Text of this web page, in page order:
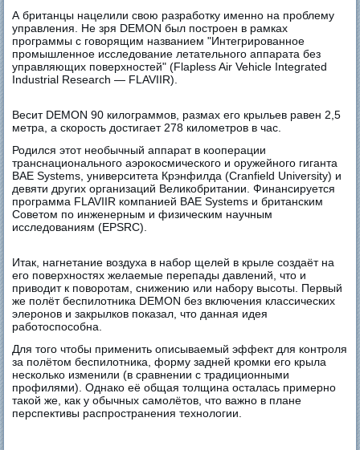
А британцы нацелили свою разработку именно на проблему
управления. Не зря DEMON был построен в рамках
программы с говорящим названием "Интегрированное
промышленное исследование летательного аппарата без
управляющих поверхностей" (Flapless Air Vehicle Integrated
Industrial Research — FLAVIIR).
Весит DEMON 90 килограммов, размах его крыльев равен 2,5
метра, а скорость достигает 278 километров в час.
Родился этот необычный аппарат в кооперации
транснационального аэрокосмического и оружейного гиганта
BAE Systems, университета Крэнфилда (Cranfield University) и
девяти других организаций Великобритании. Финансируется
программа FLAVIIR компанией BAE Systems и британским
Советом по инженерным и физическим научным
исследованиям (EPSRC).
Итак, нагнетание воздуха в набор щелей в крыле создаёт на
его поверхностях желаемые перепады давлений, что и
приводит к поворотам, снижению или набору высоты. Первый
же полёт беспилотника DEMON без включения классических
элеронов и закрылков показал, что данная идея
работоспособна.
Для того чтобы применить описываемый эффект для контроля
за полётом беспилотника, форму задней кромки его крыла
несколько изменили (в сравнении с традиционными
профилями). Однако её общая толщина осталась примерно
такой же, как у обычных самолётов, что важно в плане
перспективы распространения технологии.